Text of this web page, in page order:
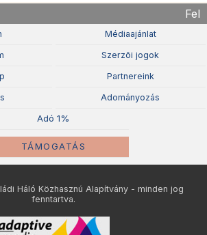
Fel
Médiaajánlat
Szerzõi jogok
Partnereink
Adományozás
Adó 1%
TÁMOGATÁS
Háló Közhasznú Alapítvány - minden jog
fenntartva.